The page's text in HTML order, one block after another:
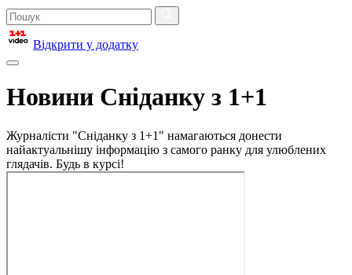
Відкрити у додатку
Новини Сніданку з 1+1
Журналісти "Сніданку з 1+1" намагаються донести
найактуальнішу інформацію з самого ранку для улюблених
глядачів. Будь в курсі!